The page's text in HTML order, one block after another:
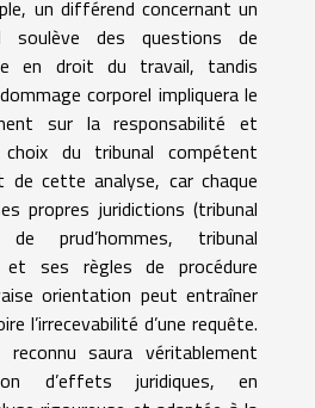
un différend concernant un
des questions de
en droit du travail, tandis
corporel impliquera le
sur la responsabilité et
choix du tribunal compétent
de cette analyse, car chaque
propres juridictions (tribunal
prud’hommes, tribunal
ses règles de procédure
orientation peut entraîner
l’irrecevabilité d’une requête.
saura véritablement
d’effets juridiques, en